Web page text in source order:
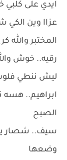
ايدي على
عزاا وين
المختبر والله
رقيه.. خوش
ليش ننطي
ابراهيم.. هسه
الصبح
سيف.. شصار
وضعها